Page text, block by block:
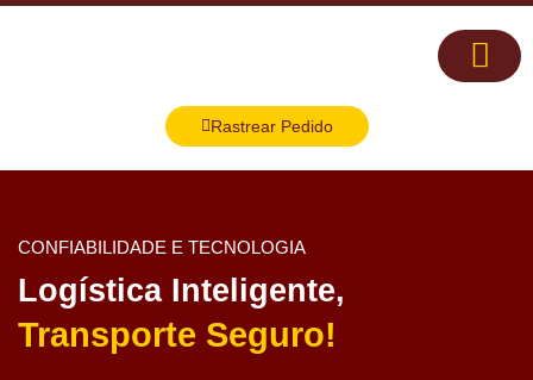
Rastrear Pedido
CONFIABILIDADE E TECNOLOGIA
Logística Inteligente,
Transporte Seguro!